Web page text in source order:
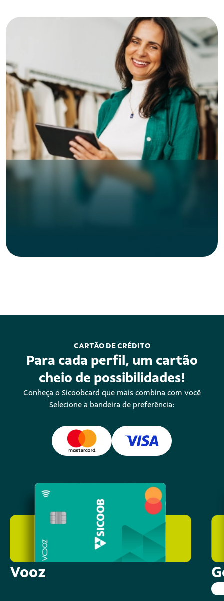
CARTÃO DE CRÉDITO
Para cada perfil, um cartão
cheio de possibilidades!
Conheça o Sicoobcard que mais combina com você
Selecione a bandeira de preferência:
Vooz